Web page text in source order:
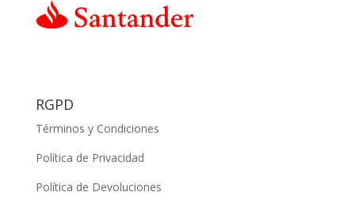
RGPD
Términos y Condiciones
Política de Privacidad
Política de Devoluciones